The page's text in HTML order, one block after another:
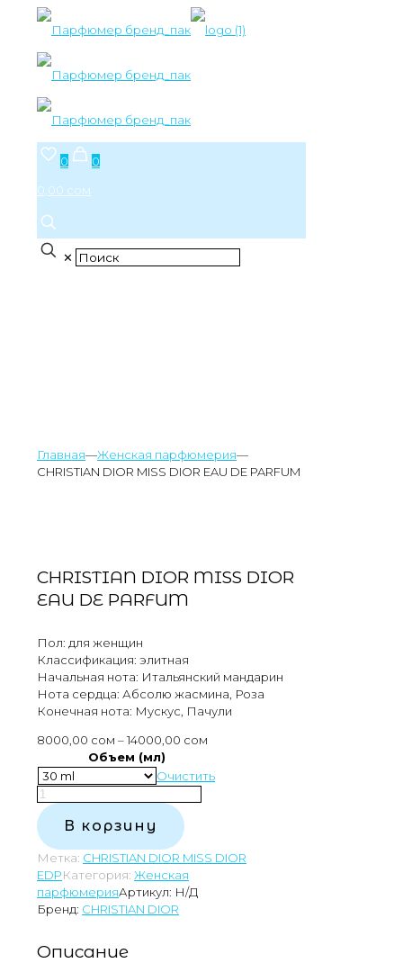
0
0
0,00 сом
✕
Главная—Женская парфюмерия—
CHRISTIAN DIOR MISS DIOR EAU DE PARFUM
CHRISTIAN DIOR MISS DIOR
EAU DE PARFUM
Пол: для женщин
Классификация: элитная
Начальная нота: Итальянский мандарин
Нота сердца: Абсолю жасмина, Роза
Конечная нота: Мускус, Пачули
8000,00 сом –14000,00 сом
8000,00 сом
Объем (мл)
Очистить
Количество
товара
CHRISTIAN
DIOR
MISS
DIOR
EAU
DE
В корзину
Метка: CHRISTIAN DIOR MISS DIOR
EDPКатегория: Женская
парфюмерияАртикул: Н/Д
Бренд: CHRISTIAN DIOR
Описание